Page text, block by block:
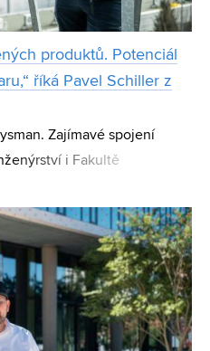
produktů. Potenciál
říká Pavel Schiller z
Zajímavé spojení
i Fakultě
netradiční mix znalostí vy